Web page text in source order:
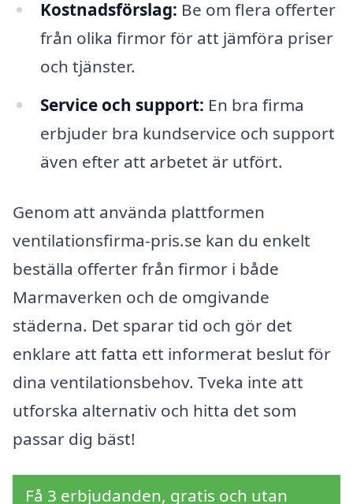
Kostnadsförslag: Be om flera offerter
från olika firmor för att jämföra priser
och tjänster.
Service och support: En bra firma
erbjuder bra kundservice och support
även efter att arbetet är utfört.
Genom att använda plattformen
ventilationsfirma-pris.se kan du enkelt
beställa offerter från firmor i både
Marmaverken och de omgivande
städerna. Det sparar tid och gör det
enklare att fatta ett informerat beslut för
dina ventilationsbehov. Tveka inte att
utforska alternativ och hitta det som
passar dig bäst!
Få 3 erbjudanden, gratis och utan